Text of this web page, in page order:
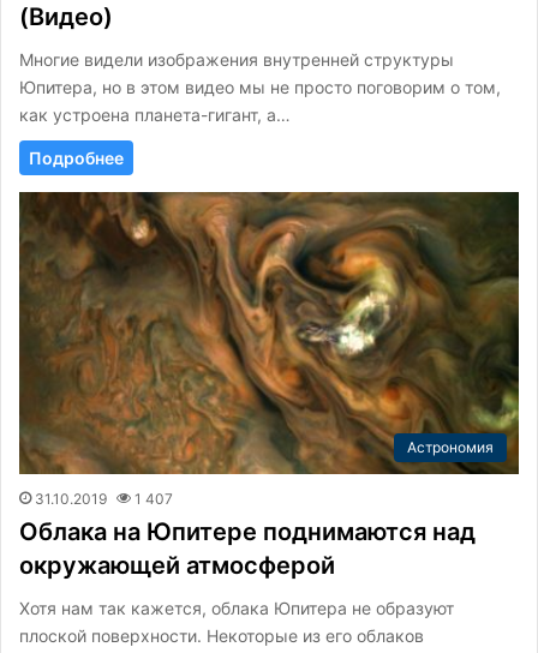
(Видео)
Многие видели изображения внутренней структуры
Юпитера, но в этом видео мы не просто поговорим о том,
как устроена планета-гигант, а…
Подробнее
Астрономия
31.10.2019 1 407
Облака на Юпитере поднимаются над
окружающей атмосферой
Хотя нам так кажется, облака Юпитера не образуют
плоской поверхности. Некоторые из его облаков